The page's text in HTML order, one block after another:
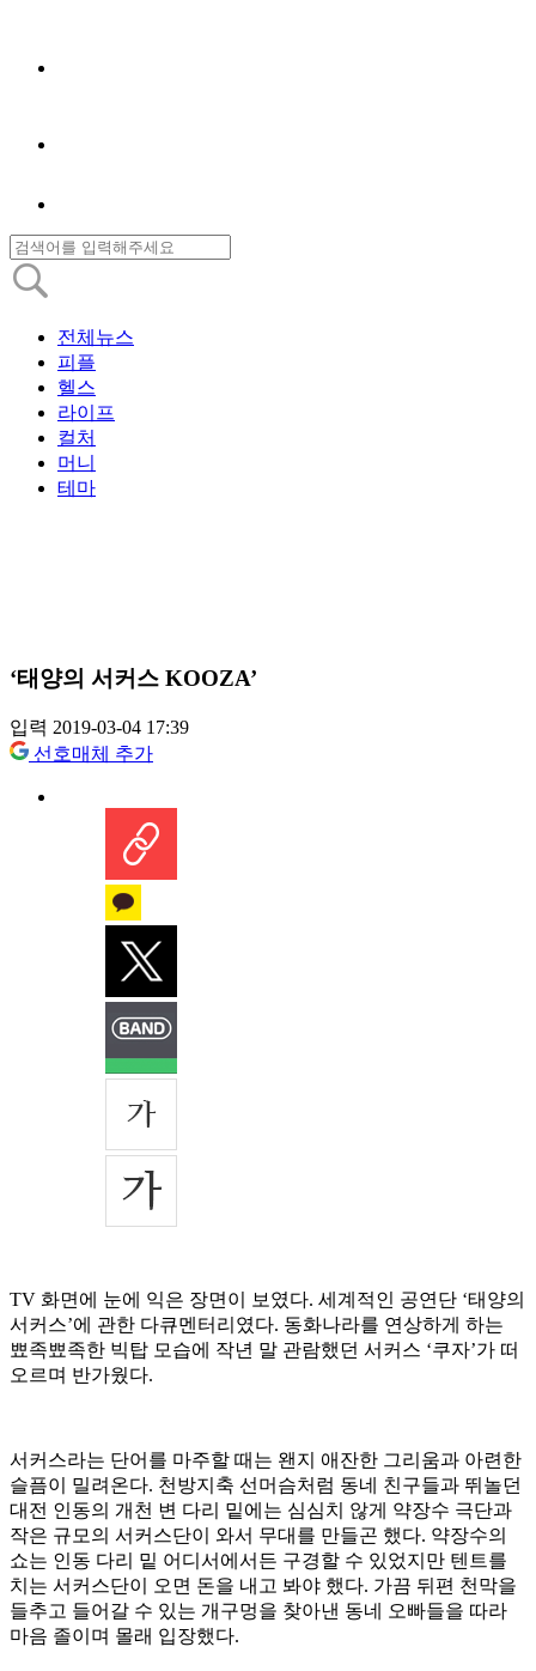
전체뉴스
피플
헬스
라이프
컬처
머니
테마
‘태양의 서커스 KOOZA’
입력 2019-03-04 17:39
선호매체 추가
TV 화면에 눈에 익은 장면이 보였다. 세계적인 공연단 ‘태양의
서커스’에 관한 다큐멘터리였다. 동화나라를 연상하게 하는
뾰족뾰족한 빅탑 모습에 작년 말 관람했던 서커스 ‘쿠자’가 떠
오르며 반가웠다.
서커스라는 단어를 마주할 때는 왠지 애잔한 그리움과 아련한
슬픔이 밀려온다. 천방지축 선머슴처럼 동네 친구들과 뛰놀던
대전 인동의 개천 변 다리 밑에는 심심치 않게 약장수 극단과
작은 규모의 서커스단이 와서 무대를 만들곤 했다. 약장수의
쇼는 인동 다리 밑 어디서에서든 구경할 수 있었지만 텐트를
치는 서커스단이 오면 돈을 내고 봐야 했다. 가끔 뒤편 천막을
들추고 들어갈 수 있는 개구멍을 찾아낸 동네 오빠들을 따라
마음 졸이며 몰래 입장했다.